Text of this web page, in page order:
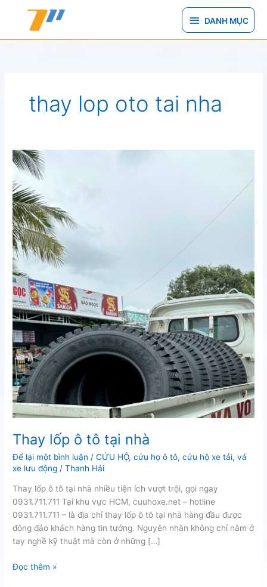
DANH
MỤC
DANH MỤC
thay lop oto tai nha
Thay lốp ô tô tại nhà
Để lại một bình luận /CỨU HỘ,cứu họ ô tô,cứu hộ xe tải,vá
xe lưu động /Thanh Hải
Thay lốp ô tô tại nhà nhiều tiện ích vượt trội, gọi ngay
0931.711.711 Tại khu vực HCM, cuuhoxe.net – hotline
0931.711.711 – là địa chỉ thay lốp ô tô tại nhà hàng đầu được
đông đảo khách hàng tin tưởng. Nguyên nhân không chỉ nằm ở
tay nghề kỹ thuật mà còn ở những […]
Thay
Đọc thêm »